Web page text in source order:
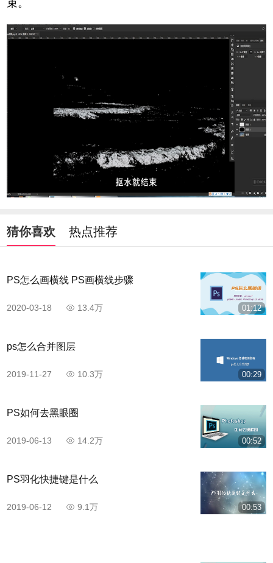
束。
猜你喜欢 热点推荐
01:12
PS怎么画横线 PS画横线步骤
2020-03-18 13.4万
00:29
ps怎么合并图层
2019-11-27 10.3万
00:52
PS如何去黑眼圈
2019-06-13 14.2万
00:53
PS羽化快捷键是什么
2019-06-12 9.1万